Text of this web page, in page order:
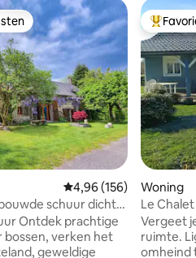
Gemiddelde
4,96 (156)
schuur dicht
Ontdek prachtige
bossen, verken het
geweldige
Woning
Le Chalet
Vergeet
ruimte. Liggend op een bosrijk en
omheind